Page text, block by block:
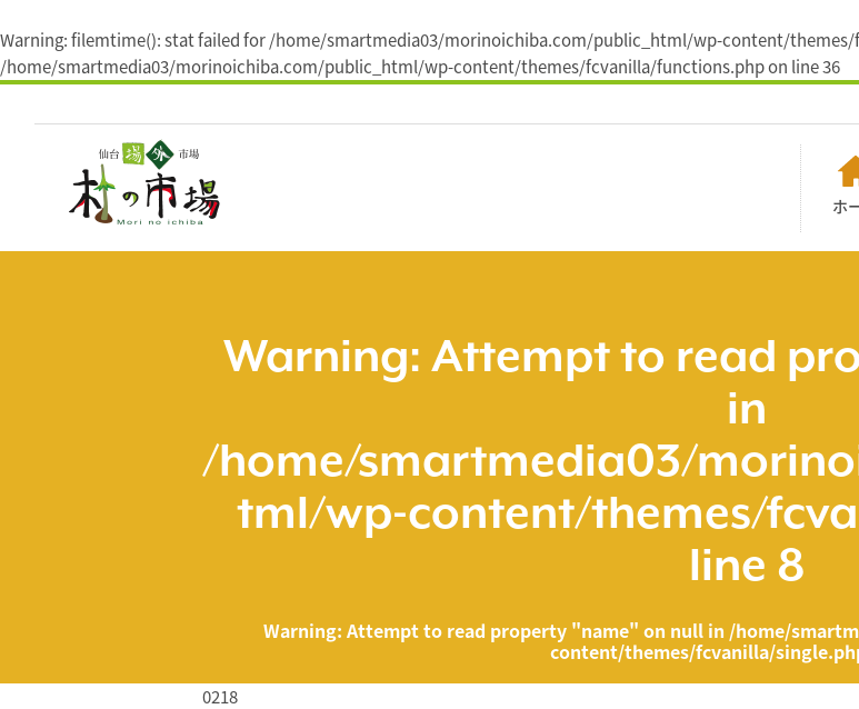
Warning: filemtime(): stat failed for /home/smartmedia03/morinoichiba.com/public_html/wp-content/themes/
/home/smartmedia03/morinoichiba.com/public_html/wp-content/themes/fcvanilla/functions.phpon line36
ス
ホ
Warning: Attempt to read
in
/home/smartmedia03/
tml/wp-content/themes/
line 8
Warning: Attempt to read property "name" on null in /home/
content/themes/fcvanilla/
0218